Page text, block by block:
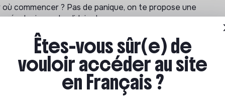
commencer ? Pas de panique, on te propose une
écologique et solidaire !
Êtes-vous sûr(e) de
vouloir accéder au site
en Français ?